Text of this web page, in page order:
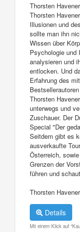
Thorsten
Thorsten
Illusionen und
sollte man ihn
Wissen über
Psychologie und
analysieren und
entlocken. Und
Erfahrung des
Thorsten
unterwegs und
Zuschauer. Der
Special "Der
Seitdem gibt es
ausverkaufte
Österreich,
Grenzen der
führen und
Thorsten Havener
Details
Mit einem Klick auf